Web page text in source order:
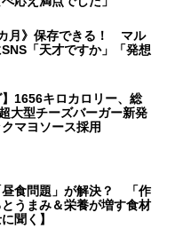
月》保存できる！ マル
「天才ですか」「発想
】1656キロカロリー、総
大型チーズバーガー新発
マヨソース採用
昼食問題」が解決？ 「作
うまみ＆栄養が増す食材
聞く】